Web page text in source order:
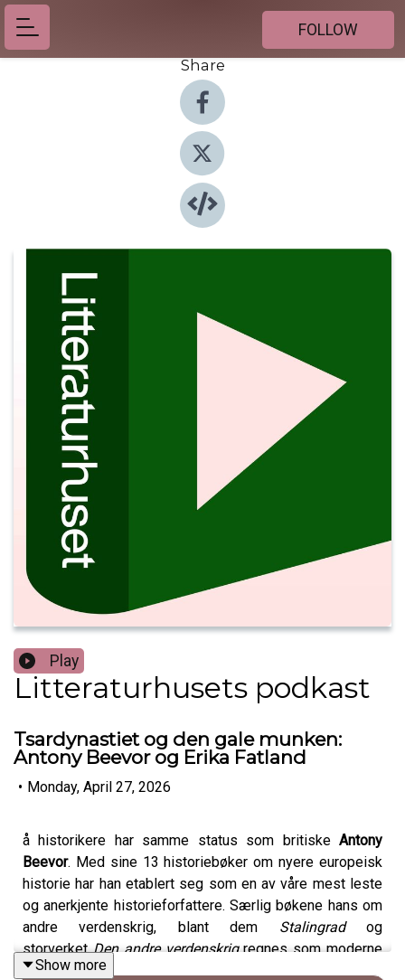
FOLLOW
Share
Play
Litteraturhusets podkast
Tsardynastiet og den gale munken:
Antony Beevor og Erika Fatland
• Monday, April 27, 2026
å historikere har samme status som britiske Antony
Beevor. Med sine 13 historiebøker om nyere europeisk
historie har han etablert seg som en av våre mest leste
og anerkjente historieforfattere. Særlig bøkene hans om
andre verdenskrig, blant dem Stalingradog
storverketDen andre verdenskrigregnes som moderne
klassikere.
Show more